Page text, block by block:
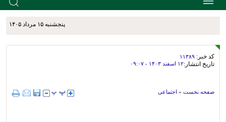
پنجشنبه ۱۵ مرداد ۱۴۰۵
کد خبر: ۱۱۳۸۹
تاریخ انتشار:۱۲ اسفند ۱۴۰۳ - ۰۹:۰۷
صفحه نخست » اجتماعی